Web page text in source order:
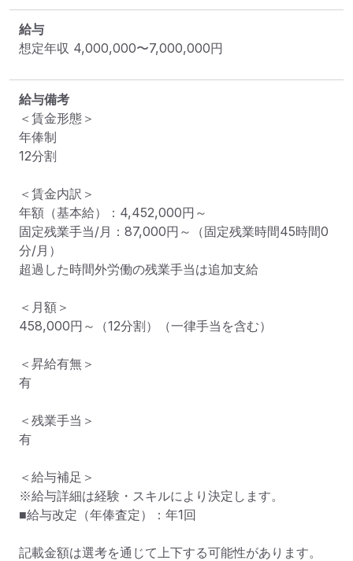
給与
想定年収 4,000,000〜7,000,000円
給与備考
＜賃金形態＞
年俸制
12分割
＜賃金内訳＞
年額（基本給）：4,452,000円～
固定残業手当/月：87,000円～（固定残業時間45時間0
分/月）
超過した時間外労働の残業手当は追加支給
＜月額＞
458,000円～（12分割）（一律手当を含む）
＜昇給有無＞
有
＜残業手当＞
有
＜給与補足＞
※給与詳細は経験・スキルにより決定します。
■給与改定（年俸査定）：年1回
記載金額は選考を通じて上下する可能性があります。